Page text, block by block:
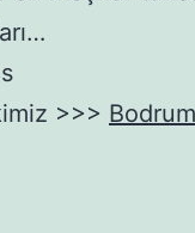
>>> Bodrum